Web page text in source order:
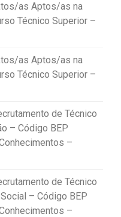
as Aptos/as na
Técnico Superior –
as Aptos/as na
Técnico Superior –
de Técnico
– Código BEP
–
de Técnico
– Código BEP
–